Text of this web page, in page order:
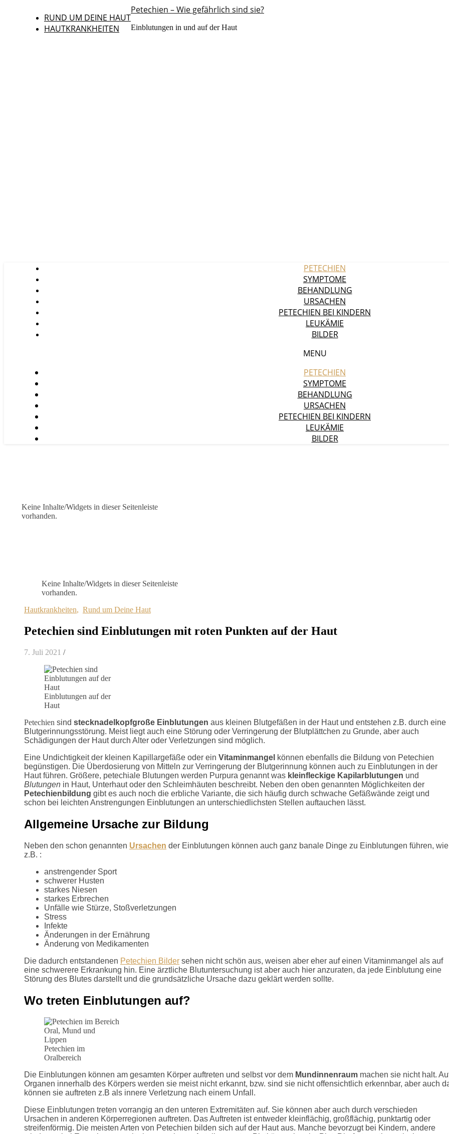
RUND UM DEINE HAUT
HAUTKRANKHEITEN
Petechien – Wie gefährlich sind sie?
Einblutungen in und auf der Haut
PETECHIEN
SYMPTOME
BEHANDLUNG
URSACHEN
PETECHIEN BEI KINDERN
LEUKÄMIE
BILDER
MENU
PETECHIEN
SYMPTOME
BEHANDLUNG
URSACHEN
PETECHIEN BEI KINDERN
LEUKÄMIE
BILDER
Keine Inhalte/Widgets in dieser Seitenleiste
vorhanden.
Keine Inhalte/Widgets in dieser Seitenleiste
vorhanden.
Hautkrankheiten, Rund um Deine Haut
Petechien sind Einblutungen mit roten Punkten auf der Haut
7. Juli 2021 /
Einblutungen auf der
Haut
Petechien sind stecknadelkopfgroße Einblutungen aus kleinen Blutgefäßen in der Haut und entstehen z.B. durch eine
Blutgerinnungsstörung. Meist liegt auch eine Störung oder Verringerung der Blutplättchen zu Grunde, aber auch
Schädigungen der Haut durch Alter oder Verletzungen sind möglich.
Eine Undichtigkeit der kleinen Kapillargefäße oder ein Vitaminmangel können ebenfalls die Bildung von Petechien
begünstigen. Die Überdosierung von Mitteln zur Verringerung der Blutgerinnung können auch zu Einblutungen in der
Haut führen. Größere, petechiale Blutungen werden Purpura genannt was kleinfleckige Kapilarblutungen und
Blutungen in Haut, Unterhaut oder den Schleimhäuten beschreibt. Neben den oben genannten Möglichkeiten der
Petechienbildung gibt es auch noch die erbliche Variante, die sich häufig durch schwache Gefäßwände zeigt und
schon bei leichten Anstrengungen Einblutungen an unterschiedlichsten Stellen auftauchen lässt.
Allgemeine Ursache zur Bildung
Neben den schon genannten Ursachen der Einblutungen können auch ganz banale Dinge zu Einblutungen führen, wie
z.B. :
anstrengender Sport
schwerer Husten
starkes Niesen
starkes Erbrechen
Unfälle wie Stürze, Stoßverletzungen
Stress
Infekte
Änderungen in der Ernährung
Änderung von Medikamenten
Die dadurch entstandenen Petechien Bilder sehen nicht schön aus, weisen aber eher auf einen Vitaminmangel als auf
eine schwerere Erkrankung hin. Eine ärztliche Blutuntersuchung ist aber auch hier anzuraten, da jede Einblutung eine
Störung des Blutes darstellt und die grundsätzliche Ursache dazu geklärt werden sollte.
Wo treten Einblutungen auf?
Petechien im
Oralbereich
Die Einblutungen können am gesamten Körper auftreten und selbst vor dem Mundinnenraum machen sie nicht halt.
Organen innerhalb des Körpers werden sie meist nicht erkannt, bzw. sind sie nicht offensichtlich erkennbar, aber auch
können sie auftreten z.B als innere Verletzung nach einem Unfall.
Diese Einblutungen treten vorrangig an den unteren Extremitäten auf. Sie können aber auch durch verschieden
Ursachen in anderen Körperregionen auftreten. Das Auftreten ist entweder kleinflächig, großflächig, punktartig oder
streifenförmig. Die meisten Arten von Petechien bilden sich auf der Haut aus. Manche bevorzugt bei Kindern, andere